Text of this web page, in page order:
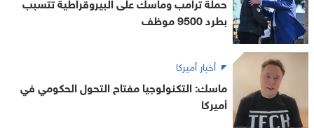
بطرد 9500 موظف
أخبار أميركا
ماسك: التكنولوجيا مفتاح التحول الحكومي في
أميركا